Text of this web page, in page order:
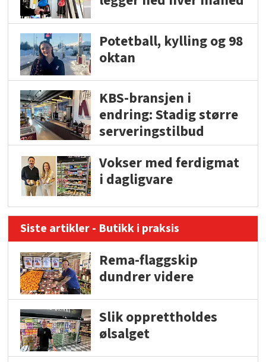
Potetball, kylling og 98
oktan
KBS-bransjen i
endring: Stadig større
serveringstilbud
Vokser med ferdigmat
i dagligvare
Siste artikler - Butikk i praksis
Rema-flaggskip
dundrer videre
Slik opprettholdes
ølsalget